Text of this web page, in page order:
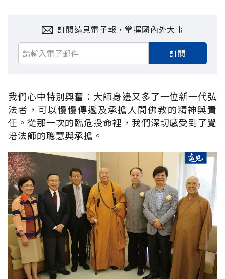
訂閱遠見電子報，掌握國內外大事
訂閱
我們心中特別興奮：大師身邊又多了一位新一代弘
法者，可以慢慢傳遞及承擔人間佛教的精神與責
任。從那一次的臨危授命裡，我們深切感受到了覺
培法師的聰慧與承擔。